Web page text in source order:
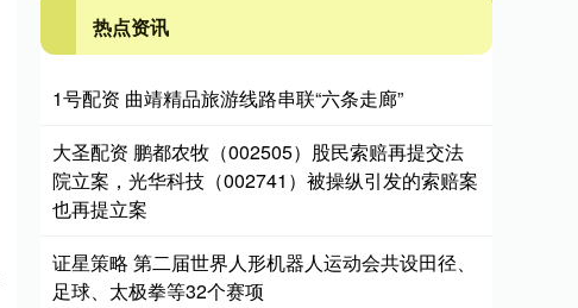
热点资讯
1号配资 曲靖精品旅游线路串联“六条走廊”
大圣配资 鹏都农牧（002505）股民索赔再提交法
院立案，光华科技（002741）被操纵引发的索赔案
也再提立案
证星策略 第二届世界人形机器人运动会共设田径、
足球、太极拳等32个赛项